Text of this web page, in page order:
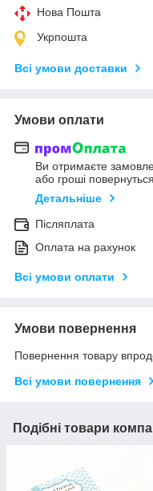
Нова Пошта
Укрпошта
Всі умови доставки
Умови оплати
Ви отримаєте
або гроші
Детальніше
Післяплата
Оплата на рахунок
Всі умови оплати
Умови повернення
Повернення товару
Всі умови повернення
Подібні товари